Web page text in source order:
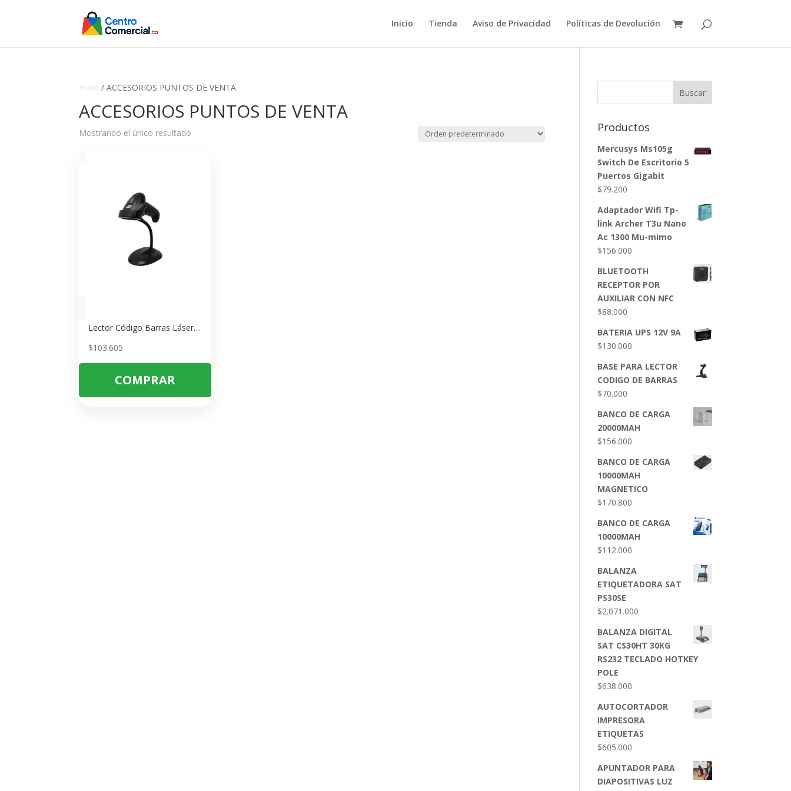
Inicio Tienda Aviso de Privacidad Políticas de Devolución
/ ACCESORIOS PUNTOS DE VENTA
ACCESORIOS PUNTOS DE VENTA
Mostrando el único resultado
Lector Código Barras Láser SC050 3Nstar Punto Venta USB
$103.605
COMPRAR
Buscar
Productos
Mercusys Ms105g
Switch De Escritorio 5
Puertos Gigabit
$79.200
Adaptador Wifi Tp-
link Archer T3u Nano
Ac 1300 Mu-mimo
$156.000
BLUETOOTH
RECEPTOR POR
AUXILIAR CON NFC
$88.000
BATERIA UPS 12V 9A
$130.000
BASE PARA LECTOR
CODIGO DE BARRAS
$70.000
BANCO DE CARGA
20000MAH
$156.000
BANCO DE CARGA
10000MAH
MAGNETICO
$170.800
BANCO DE CARGA
10000MAH
$112.000
BALANZA
ETIQUETADORA SAT
PS30SE
$2.071.000
BALANZA DIGITAL
SAT CS30HT 30KG
RS232 TECLADO HOTKEY
POLE
$638.000
AUTOCORTADOR
IMPRESORA
ETIQUETAS
$605.000
APUNTADOR PARA
DIAPOSITIVAS LUZ